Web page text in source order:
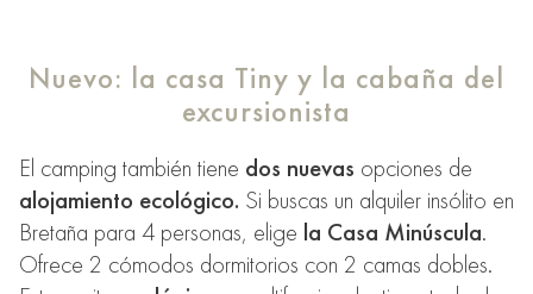
Nuevo: la casa Tiny y la cabaña del
excursionista
El camping también tiene dos nuevas opciones de
alojamiento ecológico. Si buscas un alquiler insólito en
Bretaña para 4 personas, elige la Casa Minúscula.
Ofrece 2 cómodos dormitorios con 2 camas dobles.